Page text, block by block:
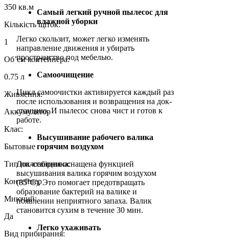
Самый легкий ручной пылесос для
влажной уборки
Легко скользит, может легко изменять
направление движения и убирать
пространство под мебелью.
Самоочищение
Цикл самоочистки активируется каждый раз
после использования и возвращения на док-
станцию. И пылесос снова чист и готов к
работе.
Высушивание рабочего валика
горячим воздухом
Док-станция оснащена функцией
высушивания валика горячим воздухом
(85°C). Это помогает предотвращать
образование бактерий на валике и
появлении неприятного запаха. Валик
становится сухим в течение 30 мин.
Легко ухаживать
350 кв.м
Кількість щіток:
1
Об’єм контейнера:
0.75 л
Живлення:
Аккумулятор
Клас:
Бытовые
Тип пилозбірника:
Контейнер
Миючий:
Да
Вид прибирання: